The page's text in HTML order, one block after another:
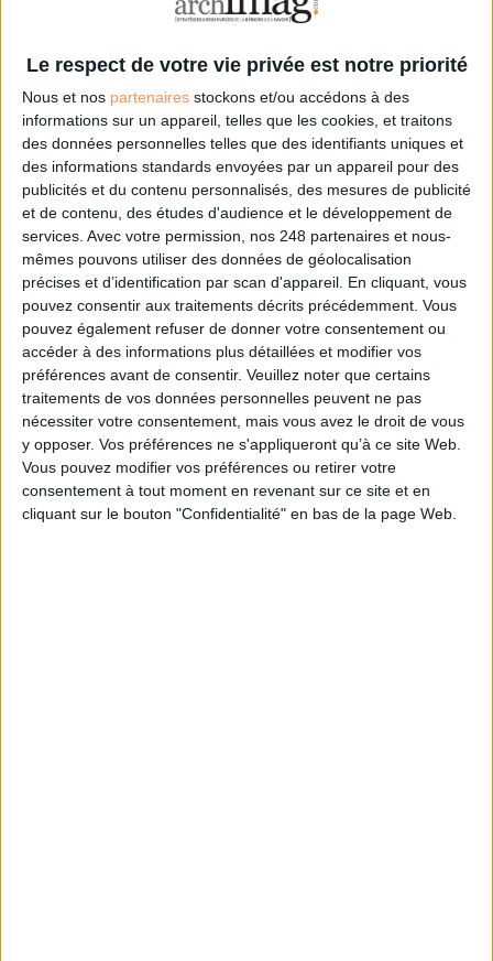
Le respect de votre vie privée est notre priorité
Nous et nos partenaires stockons et/ou accédons à des
informations sur un appareil, telles que les cookies, et traitons
des données personnelles telles que des identifiants uniques et
des informations standards envoyées par un appareil pour des
publicités et du contenu personnalisés, des mesures de publicité
et de contenu, des études d'audience et le développement de
services. Avec votre permission, nos 248 partenaires et nous-
mêmes pouvons utiliser des données de géolocalisation
précises et d’identification par scan d'appareil. En cliquant, vous
pouvez consentir aux traitements décrits précédemment. Vous
pouvez également refuser de donner votre consentement ou
accéder à des informations plus détaillées et modifier vos
préférences avant de consentir. Veuillez noter que certains
traitements de vos données personnelles peuvent ne pas
nécessiter votre consentement, mais vous avez le droit de vous
y opposer. Vos préférences ne s'appliqueront qu’à ce site Web.
Vous pouvez modifier vos préférences ou retirer votre
consentement à tout moment en revenant sur ce site et en
cliquant sur le bouton "Confidentialité" en bas de la page Web.
Linkedin
LA BOUTIQUE
Les derniers mags :
IA et automatisation : vers la fin de la veille?
Bibliothèques : comment survivre face aux pressions?
DSI du secteur public : le pivot de la transformation
Les derniers guides :
IA génératives : cas d’usage et retours d’expérience